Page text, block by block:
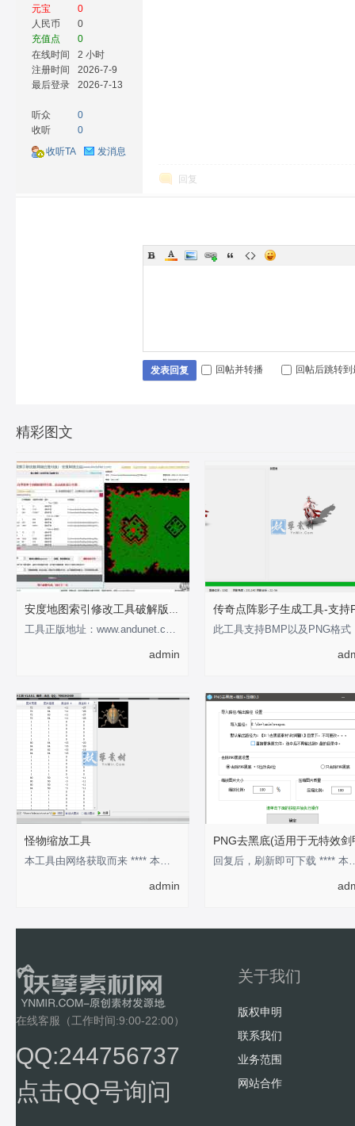
元宝
0
人民币
0
充值点
0
在线时间
2 小时
注册时间
2026-7-9
最后登录
2026-7-13
听众
0
收听
0
收听TA
发消息
回复
发表回复 回帖并转播 回帖后跳转
精彩图文
安度地图索引修改工具破解版-支持0-255
工具正版地址：www.andunet.com 制作不易，有经济基础的支持正版软件 以下为正版截
admin
怪物缩放工具
本工具由网络获取而来 **** 本内容被作者隐藏 ****
admin
PNG去黑底(适用于无特效剑
回复后，刷新即可
在线客服（工作时间:9:00-22:00）
QQ:244756737
点击QQ号询问
关于我们
版权申明
联系我们
业务范围
网站合作